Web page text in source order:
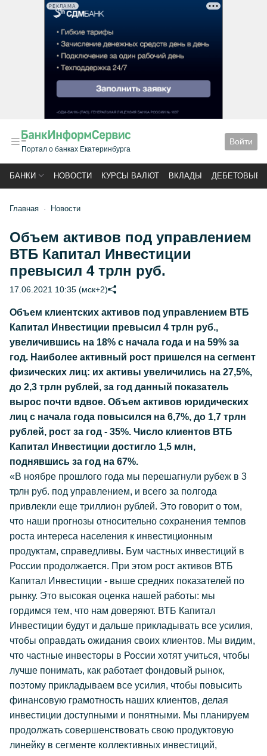
РЕКЛАМА
Портал о банках Екатеринбурга
Войти
БАНКИ НОВОСТИ КУРСЫ ВАЛЮТ ВКЛАДЫ ДЕБЕТОВЫЕ
Главная Новости
Объем активов под управлением
ВТБ Капитал Инвестиции
превысил 4 трлн руб.
17.06.2021 10:35 (мск+2)
Объем клиентских активов под управлением ВТБ
Капитал Инвестиции превысил 4 трлн руб.,
увеличившись на 18% с начала года и на 59% за
год. Наиболее активный рост пришелся на сегмент
физических лиц: их активы увеличились на 27,5%,
до 2,3 трлн рублей, за год данный показатель
вырос почти вдвое. Объем активов юридических
лиц с начала года повысился на 6,7%, до 1,7 трлн
рублей, рост за год - 35%. Число клиентов ВТБ
Капитал Инвестиции достигло 1,5 млн,
поднявшись за год на 67%.
«В ноябре прошлого года мы перешагнули рубеж в 3
трлн руб. под управлением, и всего за полгода
привлекли еще триллион рублей. Это говорит о том,
что наши прогнозы относительно сохранения темпов
роста интереса населения к инвестиционным
продуктам, справедливы. Бум частных инвестиций в
России продолжается. При этом рост активов ВТБ
Капитал Инвестиции - выше средних показателей по
рынку. Это высокая оценка нашей работы: мы
гордимся тем, что нам доверяют. ВТБ Капитал
Инвестиции будут и дальше прикладывать все усилия,
чтобы оправдать ожидания своих клиентов. Мы видим,
что частные инвесторы в России хотят учиться, чтобы
лучше понимать, как работает фондовый рынок,
поэтому прикладываем все усилия, чтобы повысить
финансовую грамотность наших клиентов, делая
инвестиции доступными и понятными. Мы планируем
продолжать совершенствовать свою продуктовую
линейку в сегменте коллективных инвестиций,